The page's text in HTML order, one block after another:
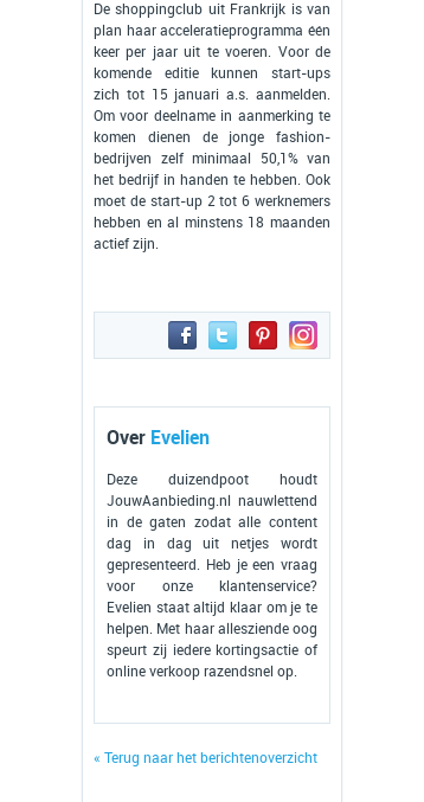
De shoppingclub uit Frankrijk is van
plan haar acceleratieprogramma één
keer per jaar uit te voeren. Voor de
komende editie kunnen start-ups
zich tot 15 januari a.s. aanmelden.
Om voor deelname in aanmerking te
komen dienen de jonge fashion-
bedrijven zelf minimaal 50,1% van
het bedrijf in handen te hebben. Ook
moet de start-up 2 tot 6 werknemers
hebben en al minstens 18 maanden
actief zijn.
Over Evelien
Deze duizendpoot houdt
JouwAanbieding.nl nauwlettend
in de gaten zodat alle content
dag in dag uit netjes wordt
gepresenteerd. Heb je een vraag
voor onze klantenservice?
Evelien staat altijd klaar om je te
helpen. Met haar allesziende oog
speurt zij iedere kortingsactie of
online verkoop razendsnel op.
« Terug naar het berichtenoverzicht